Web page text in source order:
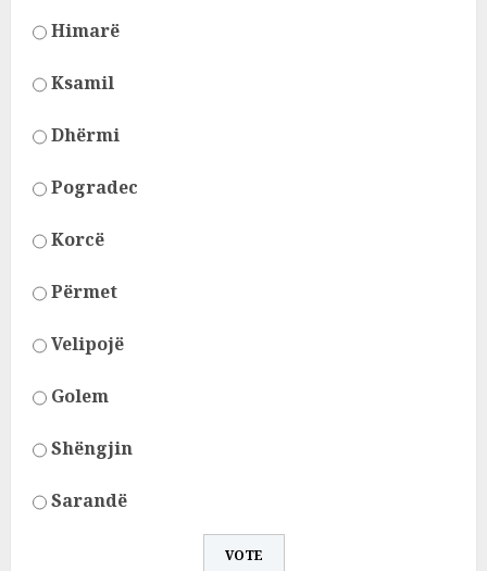
Himarë
Ksamil
Dhërmi
Pogradec
Korcë
Përmet
Velipojë
Golem
Shëngjin
Sarandë